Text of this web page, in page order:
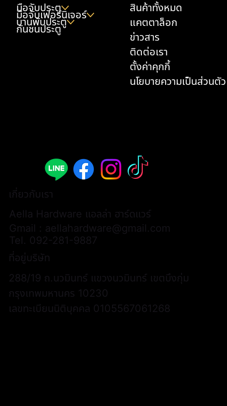
มือจับประตู
มือจับเฟอร์นิเจอร์
บานพับประตู
กันชนประตู
สินค้าทั้งหมด
แคตตาล็อก
ข่าวสาร
ติดต่อเรา
ตั้งค่าคุกกี้
นโยบายความเป็นส่วนตัว
เกี่ยวกับเรา
Aella Hardware แอลล่า ฮาร์ดแวร์
Gmail : aellahardware@gmail.com
Tel. 092-281-9887
ที่อยู่บริษัท
288/19 ถ.นวมินทร์ แขวงนวมินทร์ เขตบึงกุ่ม
กรุงเทพมหานคร 10230
เลขทะเบียนนิติบุคคล 0105567061268